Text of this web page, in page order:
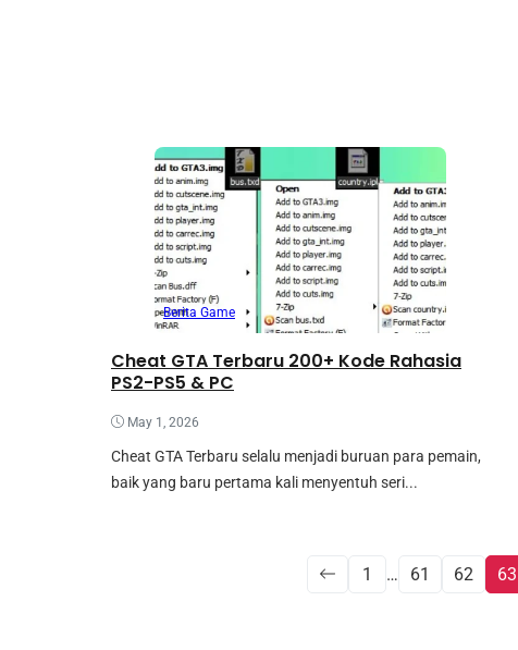
Berita Game
Cheat GTA Terbaru 200+ Kode Rahasia
PS2-PS5 & PC
May 1, 2026
Cheat GTA Terbaru selalu menjadi buruan para pemain,
baik yang baru pertama kali menyentuh seri...
1 … 61 62 63